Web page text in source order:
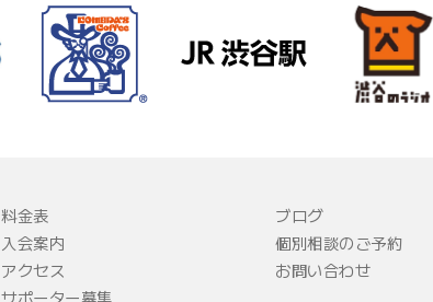
料金表
入会案内
アクセス
サポーター募集
ブログ
個別相談のご予約
お問い合わせ